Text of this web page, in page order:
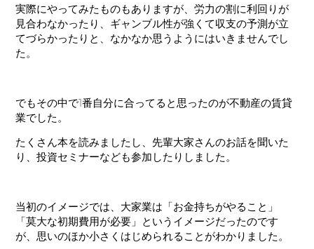
実際にやってみたものもありますが、労力の割に利回りが
見合わなかったり、ギャンブル性が強くて収支の予測が立
てづらかったりと、なかなか思うようにはいきませんでし
た。
でもその中で1番自分に合ってると思ったのが不動産の賃貸
業でした。
たくさん本を読みましたし、先輩大家さんのお話を聞いた
り、投資セミナーなども参加したりしました。
当初のイメージでは、大家業は「お金持ちがやること」
「莫大な初期費用が必要」というイメージだったのです
が、思いのほか小さくはじめられることがわかりました。